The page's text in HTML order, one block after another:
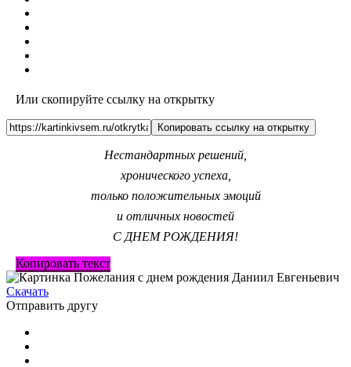
Или скопируйте ссылку на открытку
Копировать ссылку на открытку
Нестандартных решений,
хронического успеха,
только положительных эмоций
и отличных новостей
С ДНЕМ РОЖДЕНИЯ!
Копировать текст
Скачать
Отправить другу